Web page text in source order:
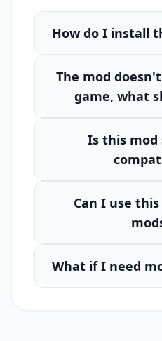
How do I install
The mod
game, what
Is this mod
Can I use
What if I need